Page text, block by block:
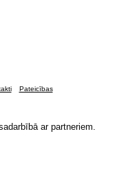
Pateicības
ar partneriem.